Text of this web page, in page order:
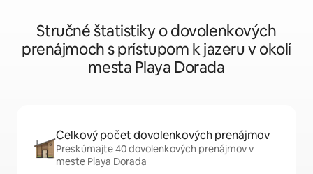
Stručné štatistiky o dovolenkových
prenájmoch s prístupom k jazeru v okolí
mesta Playa Dorada
Celkový počet dovolenkových prenájmov
Preskúmajte 40 dovolenkových prenájmov v
meste Playa Dorada